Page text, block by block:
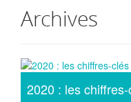
Archives
Articles
2020 : les